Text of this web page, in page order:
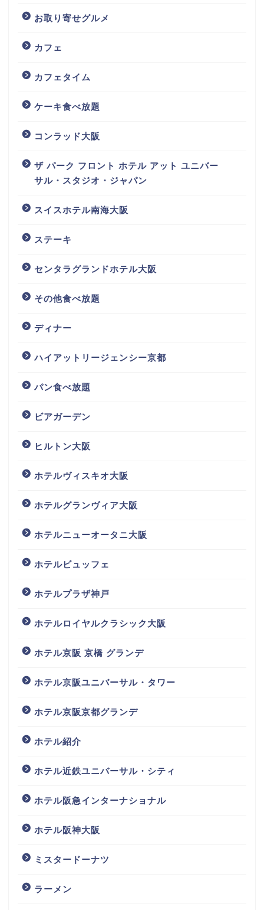
お取り寄せグルメ
カフェ
カフェタイム
ケーキ食べ放題
コンラッド大阪
ザ パーク フロント ホテル アット ユニバー
サル・スタジオ・ジャパン
スイスホテル南海大阪
ステーキ
センタラグランドホテル大阪
その他食べ放題
ディナー
ハイアットリージェンシー京都
パン食べ放題
ビアガーデン
ヒルトン大阪
ホテルヴィスキオ大阪
ホテルグランヴィア大阪
ホテルニューオータニ大阪
ホテルビュッフェ
ホテルプラザ神戸
ホテルロイヤルクラシック大阪
ホテル京阪 京橋 グランデ
ホテル京阪ユニバーサル・タワー
ホテル京阪京都グランデ
ホテル紹介
ホテル近鉄ユニバーサル・シティ
ホテル阪急インターナショナル
ホテル阪神大阪
ミスタードーナツ
ラーメン